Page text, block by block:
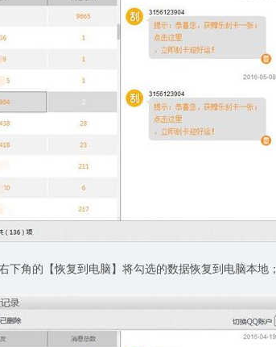
下角的【恢复到电脑】将勾选的数据恢复到电脑本地；